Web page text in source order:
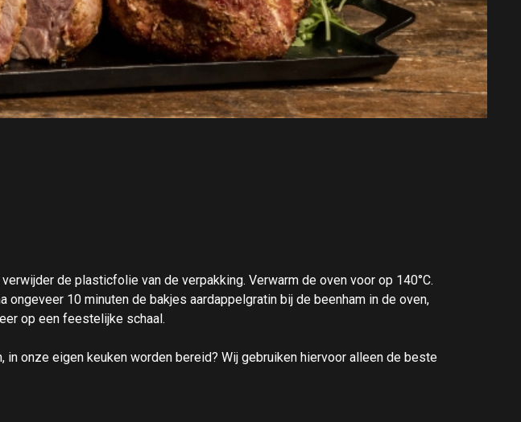
de plasticfolie van de verpakking. Verwarm de oven voor op 140°C.
10 minuten de bakjes aardappelgratin bij de beenham in de oven,
op een feestelijke schaal.
onze eigen keuken worden bereid? Wij gebruiken hiervoor alleen de beste